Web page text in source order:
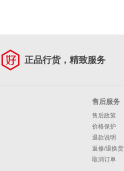
正品行货，精致服务
售后服务
售后政策
价格保护
退款说明
返修/退换货
取消订单